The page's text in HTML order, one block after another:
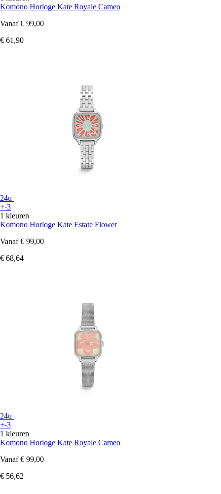
Komono Horloge Kate Royale Cameo
Vanaf € 99,00
€ 61,90
24u
+-3
1 kleuren
Komono Horloge Kate Estate Flower
Vanaf € 99,00
€ 68,64
24u
+-3
1 kleuren
Komono Horloge Kate Royale Cameo
Vanaf € 99,00
€ 56,62